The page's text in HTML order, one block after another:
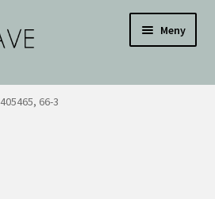
Meny
405465, 66-3